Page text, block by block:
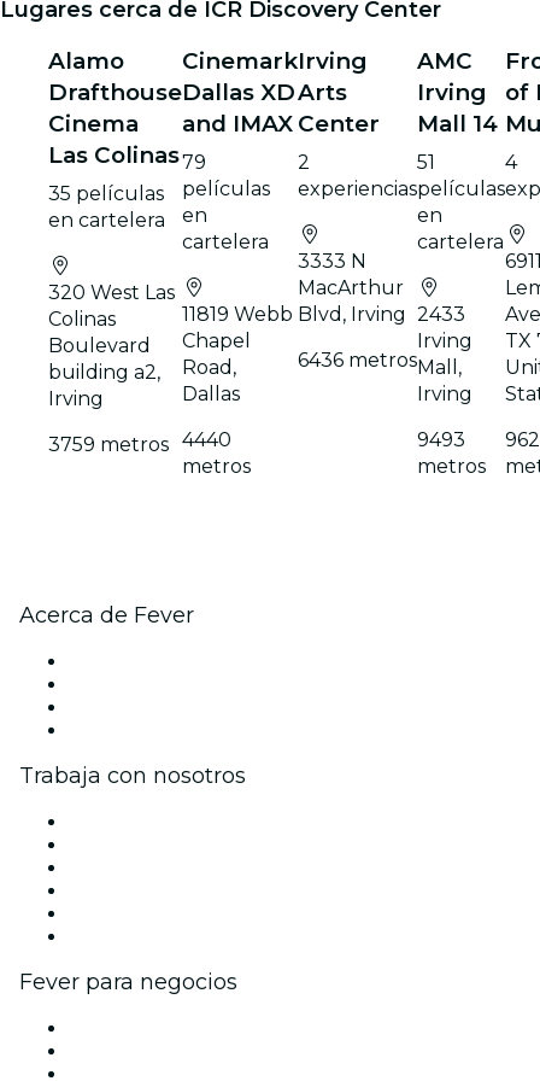
Lugares cerca de ICR Discovery Center
Alamo
Drafthouse
Cinema
Las Colinas
35 películas
en cartelera
320 West Las
Colinas
Boulevard
building a2,
Irving
3759 metros
Cinemark
Dallas XD
and IMAX
79
películas
en
cartelera
11819 Webb
Chapel
Road,
Dallas
4440
metros
Irving
Arts
Center
2
experiencias
3333 N
MacArthur
Blvd, Irving
6436 metros
AMC
Irving
Mall 14
51
películas
en
cartelera
2433
Irving
Mall,
Irving
9493
metros
of
4
TX
Acerca de Fever
Trabaja con nosotros
Fever para negocios